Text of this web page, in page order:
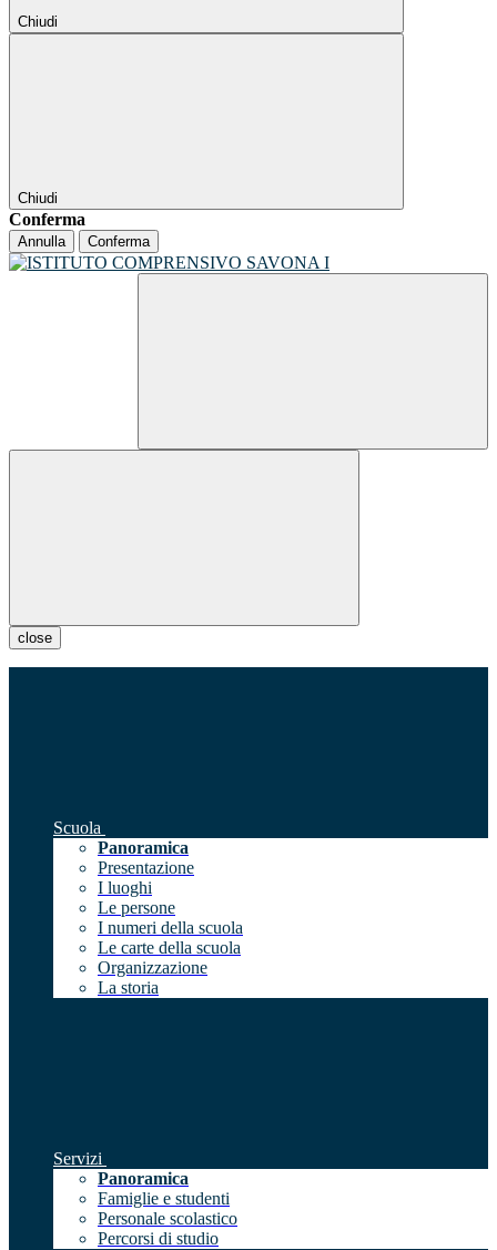
Chiudi
Chiudi
Conferma
Annulla Conferma
close
Scuola
Panoramica
Presentazione
I luoghi
Le persone
I numeri della scuola
Le carte della scuola
Organizzazione
La storia
Servizi
Panoramica
Famiglie e studenti
Personale scolastico
Percorsi di studio